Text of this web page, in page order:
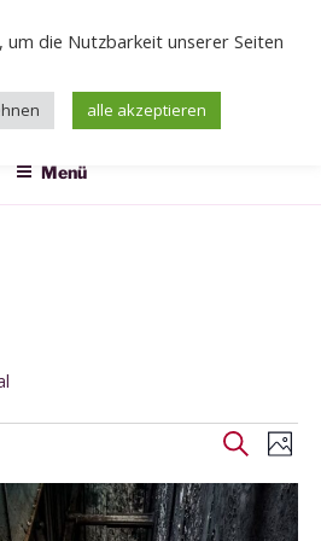
Klärwerk
Menü
V
e
r
S
c
h
V
r
a
F
o
o
um die Nutzbarkeit unserer Seiten
alle akzeptieren